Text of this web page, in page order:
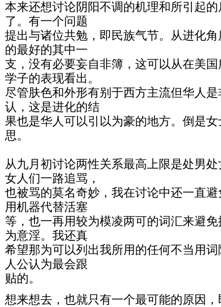
本来还想讨论阴阳不调的机理和所引起
了。有一个问题
提出与诸位共勉，即民族气节。从进化
的最好的其中一
支，没有必要妄自非簿，这可以从在美
学子的表现看出。
尽管肤色和外形有别于西方主流但华人
认，这是进化的结
果也是华人可以引以为豪的地方。倒是
思。
从九月初讨论两性关系最高上限是处男
女人们一路追骂，
也被骂的莫名奇妙，我在讨论中还一直
用机器代替活塞
等，也一再用较为模凌两可的词汇来避
为意淫。我还真
希望那为可以列出我所用的任何不当用
人公认为最会跟
贴的。
想来想去，也就只有一个最可能的原因